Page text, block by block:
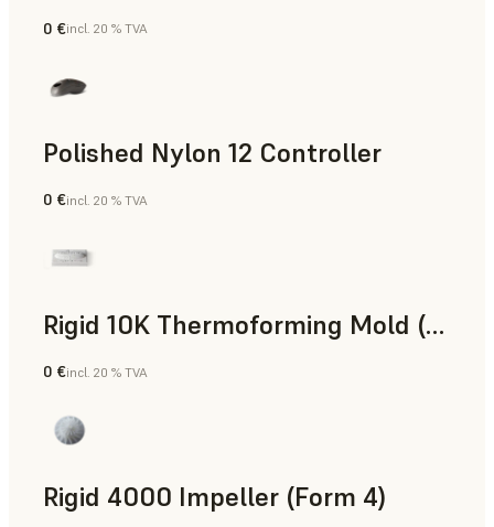
Dentaire
0 €incl. 20 % TVA
Polished Nylon 12 Controller
Poudre SLS
0 €incl. 20 % TVA
Rigid 10K Thermoforming Mold (Form 4)
Ingénierie
0 €incl. 20 % TVA
Rigid 4000 Impeller (Form 4)